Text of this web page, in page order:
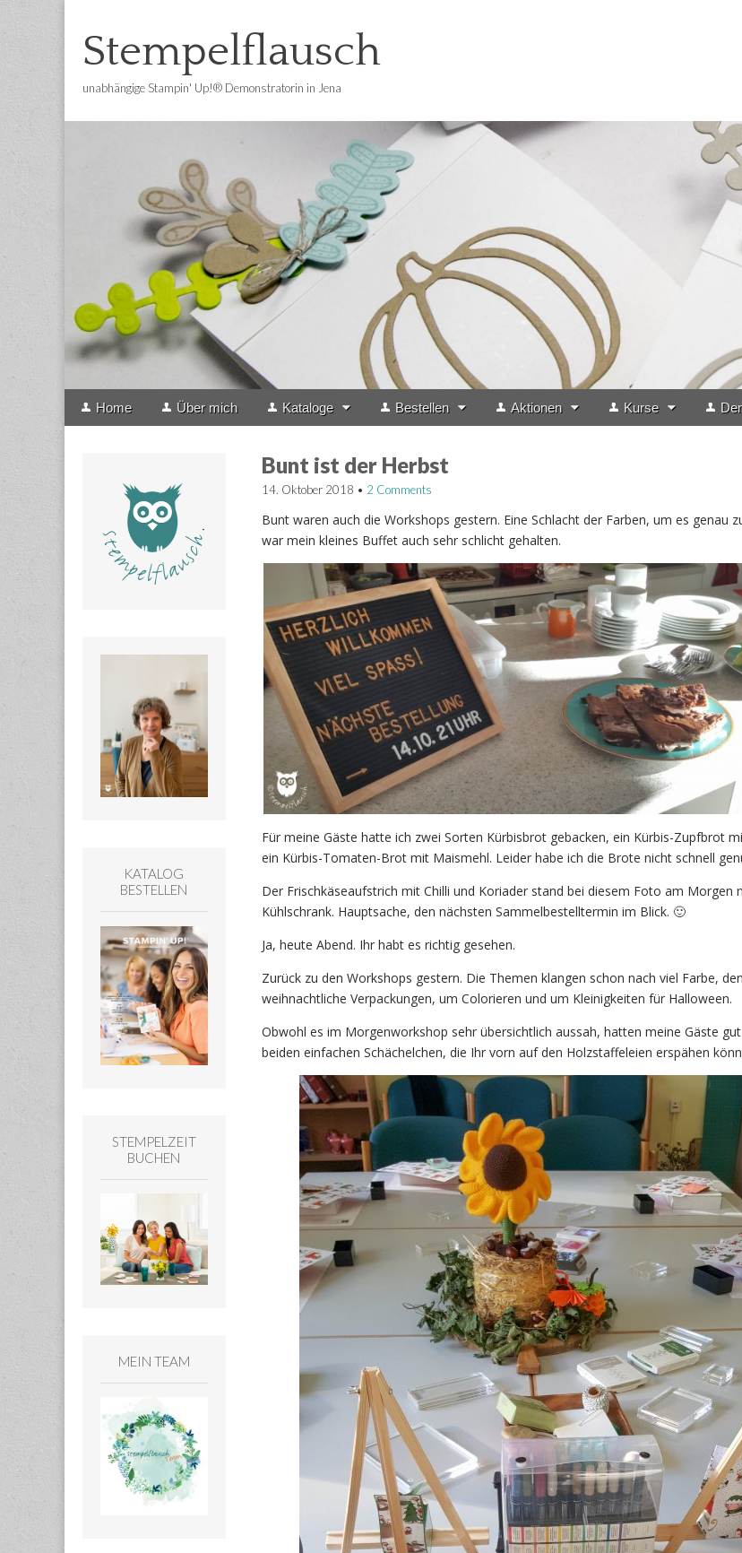
Stempelflausch
unabhängige Stampin' Up!® Demonstratorin in Jena
Main
Skip
Home Über mich Kataloge Bestellen Aktionen Kurse
Bunt ist der Herbst
14. Oktober 2018 • 2 Comments
Bunt waren auch die Workshops gestern. Eine Schlacht der Farben, um es genau
war mein kleines Buffet auch sehr schlicht gehalten.
Für meine Gäste hatte ich zwei Sorten Kürbisbrot gebacken, ein Kürbis-Zupfbrot
ein Kürbis-Tomaten-Brot mit Maismehl. Leider habe ich die Brote nicht schnell
Der Frischkäseaufstrich mit Chilli und Koriader stand bei diesem Foto am Morgen
Kühlschrank. Hauptsache, den nächsten Sammelbestelltermin im Blick. 🙂
Ja, heute Abend. Ihr habt es richtig gesehen.
Zurück zu den Workshops gestern. Die Themen klangen schon nach viel Farbe,
weihnachtliche Verpackungen, um Colorieren und um Kleinigkeiten für Halloween.
Obwohl es im Morgenworkshop sehr übersichtlich aussah, hatten meine Gäste
beiden einfachen Schächelchen, die Ihr vorn auf den Holzstaffeleien erspähen
KATALOG
BESTELLEN
STEMPELZEIT
BUCHEN
MEIN TEAM